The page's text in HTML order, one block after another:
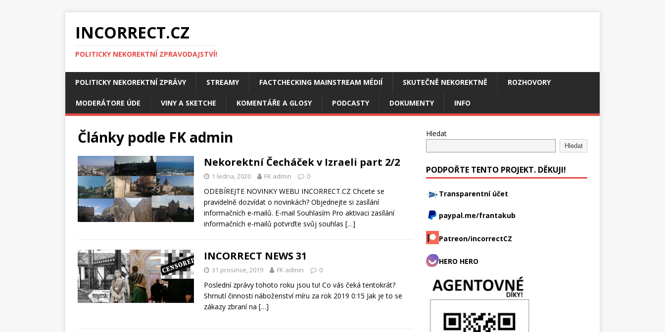
INCORRECT.CZ
POLITICKY NEKOREKTNÍ ZPRAVODAJSTVÍ!
POLITICKY NEKOREKTNÍ ZPRÁVY STREAMY FACTCHECKING MAINSTREAM MÉDIÍ SKUTEČNĚ NEKOREKTNĚ ROZHOVORY
MODERÁTORE ÚDE VINY A SKETCHE KOMENTÁŘE A GLOSY PODCASTY DOKUMENTY INFO
Články podle FK admin
Nekorektní Čecháček v Izraeli part 2/2
1 ledna, 2020 FK admin 0
ODEBÍREJTE NOVINKY WEBU INCORRECT.CZ Chcete se
pravidelně dozvídat o novinkách? Objednejte si zasílání
informačních e-mailů. E-mail Souhlasím Pro aktivaci zasílání
informačních e-mailů potvrďte svůj souhlas […]
INCORRECT NEWS 31
31 prosince, 2019 FK admin 0
Poslední zprávy tohoto roku jsou tu! Co vás čeká tentokrát?
Shrnutí činnosti náboženství míru za rok 2019 0:15 Jak je to se
zákazy zbraní na […]
Hledat
Hledat
PODPOŘTE TENTO PROJEKT. DĚKUJI!
Transparentní účet
paypal.me/frantakub
Patreon/incorrectCZ
HERO HERO